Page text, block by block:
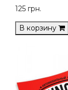
125 грн.
В корзину